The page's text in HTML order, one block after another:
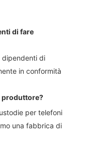
di fare
dipendenti di
in conformità
produttore?
per telefoni
una fabbrica di